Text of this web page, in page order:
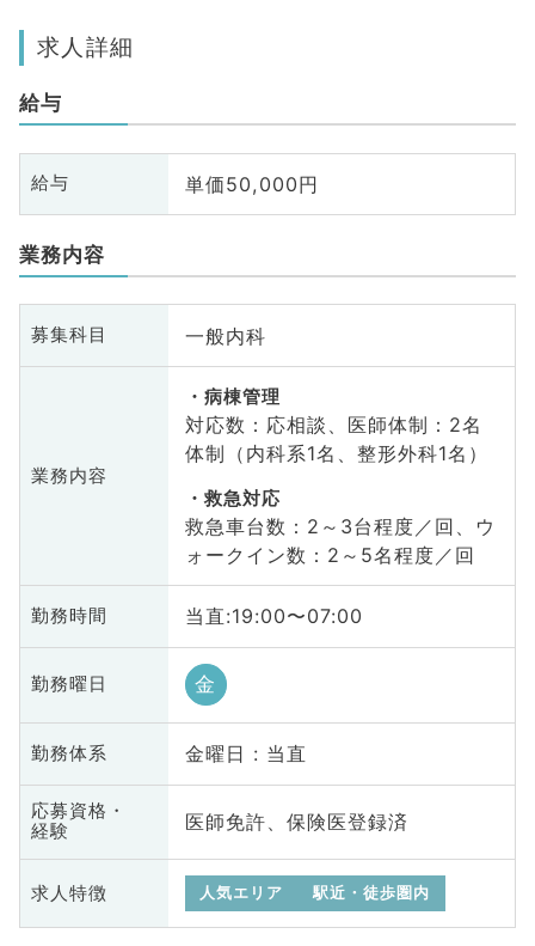
求人詳細
給与
給与 単価50,000円
業務内容
募集科目 一般内科
業務内容
病棟管理
対応数：応相談、医師体制：2名
体制（内科系1名、整形外科1名）
救急対応
救急車台数：2～3台程度／回、ウ
ォークイン数：2～5名程度／回
勤務時間 当直:19:00〜07:00
勤務曜日 金
勤務体系 金曜日 : 当直
応募資格・
経験
医師免許、保険医登録済
求人特徴 人気エリア 駅近・徒歩圏内